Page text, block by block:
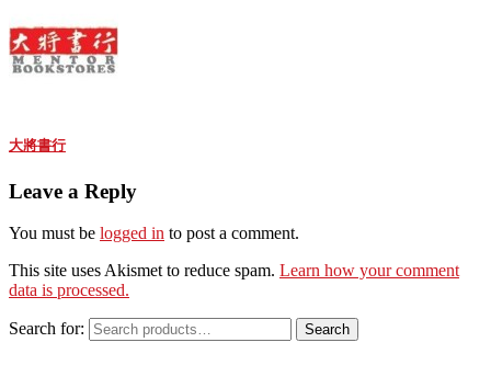
大將書行
Leave a Reply
You must be logged in to post a comment.
This site uses Akismet to reduce spam. Learn how your comment
data is processed.
Search for: Search